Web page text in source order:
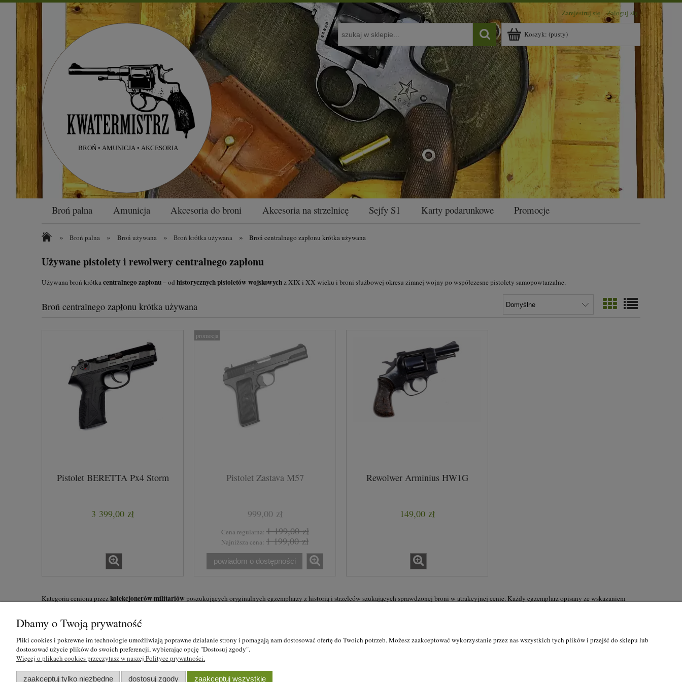
Zarejestruj się Zaloguj się
Koszyk: (pusty)
Broń palna Amunicja Akcesoria do broni Akcesoria na strzelnicę Sejfy S1 Karty podarunkowe Promocje
» Broń palna » Broń używana » Broń krótka używana » Broń centralnego zapłonu krótka używana
Używane pistolety i rewolwery centralnego zapłonu
Używana broń krótkacentralnego zapłonu– od historycznych pistoletów wojskowychz XIX i XX wieku i broni służbowej okresu zimnej wojny po współczesne pistolety samopowtarzalne.
Broń centralnego zapłonu krótka używana
Pistolet BERETTA Px4 Storm
3 399,00 zł
Pistolet Zastava M57
999,00 zł
Cena regularna: 1 199,00 zł
Najniższa cena: 1 199,00 zł
powiadom o dostępności
promocja
Rewolwer Arminius HW1G
149,00 zł
Kategoria ceniona przezkolekcjonerów militariów poszukujących oryginalnych egzemplarzy z historią i strzelców szukających sprawdzonej broni w atrakcyjnej cenie. Każdy egzemplarz opisany ze wskazaniem
Zgodnie z przepisamiwyłącznie odbiór osobisty
O nas
Dane firmy
Regulamin i polityka prywatności
Regulamin
Dbamy o Twoją prywatność
Pliki cookies i pokrewne im technologie umożliwiają poprawne działanie strony i pomagają nam dostosować ofertę do Twoich potrzeb. Możesz zaakceptować wykorzystanie przez nas wszystkich tych plików i przejść do sklepu lub
dostosować użycie plików do swoich preferencji, wybierając opcję "Dostosuj zgody".
Więcej o plikach cookies przeczytasz w naszej Polityce prywatności.
zaakceptuj tylko niezbędne dostosuj zgody zaakceptuj wszystkie